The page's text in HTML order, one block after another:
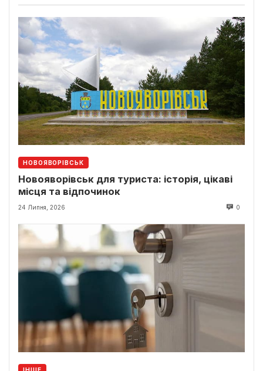
НОВОЯВОРІВСЬК
Новояворівськ для туриста: історія, цікаві
місця та відпочинок
24 Липня, 2026 0
ІНШЕ